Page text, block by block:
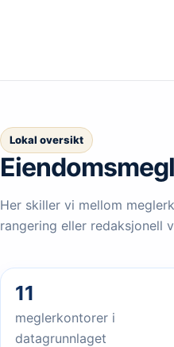
Lokal oversikt
Her skiller vi mellom
rangering eller redaksjonell
11
meglerkontorer i
datagrunnlaget